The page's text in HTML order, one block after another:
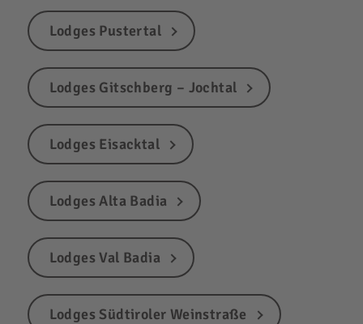
Lodges Pustertal
Lodges Gitschberg – Jochtal
Lodges Eisacktal
Lodges Alta Badia
Lodges Val Badia
Lodges Südtiroler Weinstraße